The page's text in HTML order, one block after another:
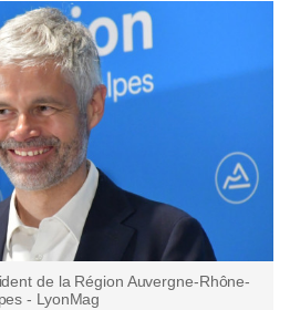
de la Région Auvergne-Rhône-
- LyonMag